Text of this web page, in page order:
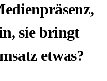
sie bringt
etwas?